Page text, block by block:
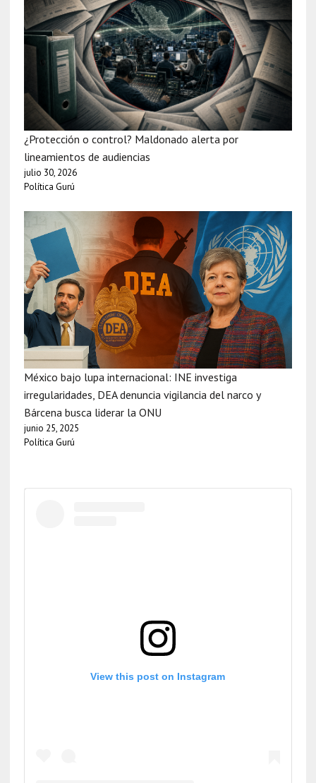
¿Protección o control? Maldonado alerta por
lineamientos de audiencias
julio 30, 2026
Política Gurú
México bajo lupa internacional: INE investiga
irregularidades, DEA denuncia vigilancia del narco y
Bárcena busca liderar la ONU
junio 25, 2025
Política Gurú
View this post on Instagram